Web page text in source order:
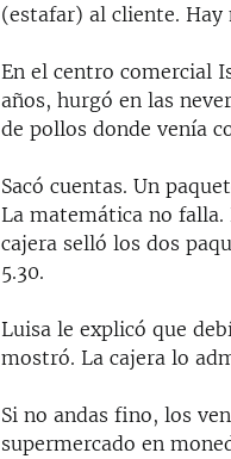
(estafar) al cliente. Hay
En el centro comercial
años, hurgó en las
de pollos donde venía
Sacó cuentas. Un
La matemática no falla.
cajera selló los dos
5.30.
Luisa le explicó que
mostró. La cajera lo
Si no andas fino, los
supermercado en